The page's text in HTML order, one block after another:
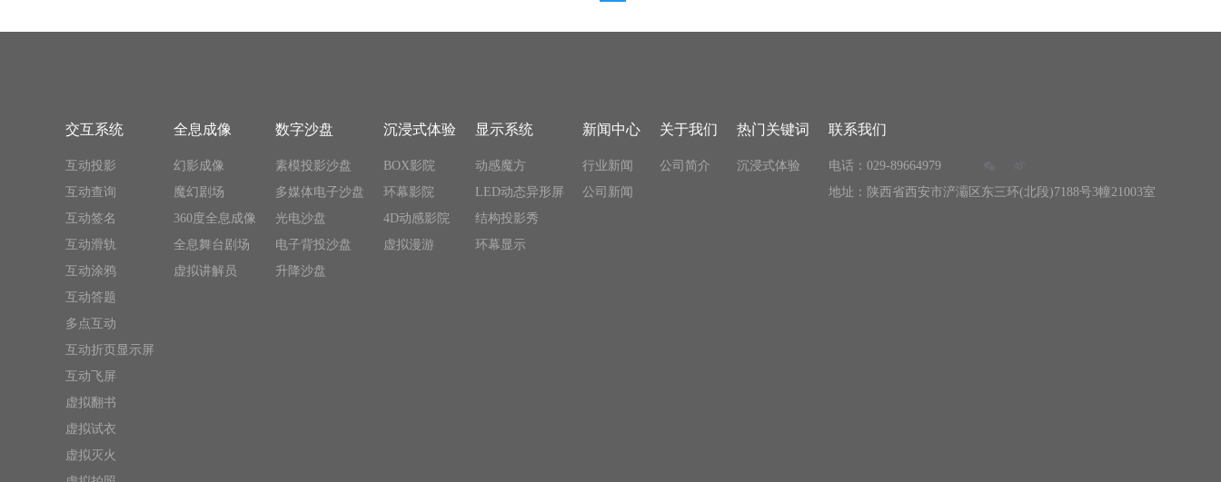
交互系统
互动投影
互动查询
互动签名
互动滑轨
互动涂鸦
互动答题
多点互动
互动折页显示屏
互动飞屏
虚拟翻书
虚拟试衣
虚拟灭火
全息成像
幻影成像
魔幻剧场
360度全息成像
全息舞台剧场
虚拟讲解员
数字沙盘
素模投影沙盘
多媒体电子沙盘
光电沙盘
电子背投沙盘
升降沙盘
沉浸式体验
BOX影院
环幕影院
4D动感影院
虚拟漫游
显示系统
动感魔方
LED动态异形屏
结构投影秀
环幕显示
新闻中心
行业新闻
公司新闻
关于我们
公司简介
热门关键词
沉浸式体验
联系我们
电话：029-89664979
地址：陕西省西安市浐灞区东三环(北段)7188号3幢21003室